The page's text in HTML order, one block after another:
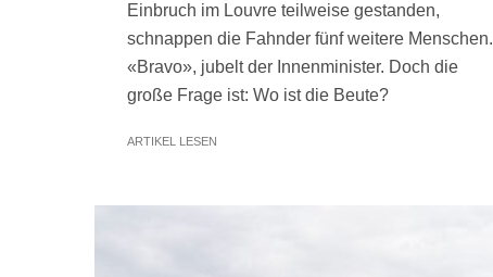
Einbruch im Louvre teilweise gestanden,
schnappen die Fahnder fünf weitere Menschen.
«Bravo», jubelt der Innenminister. Doch die
große Frage ist: Wo ist die Beute?
ARTIKEL LESEN